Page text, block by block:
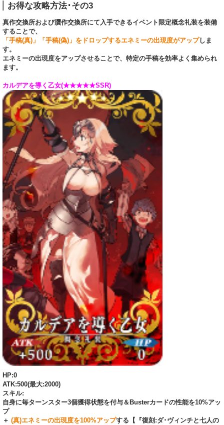
お得な攻略方法･その3
真作交換所および贋作交換所にて入手できるイベント限定概念礼装を装備
することで、
「手稿(真)」「手稿(偽)」をドロップするエネミーの出現度がアップしま
す。
エネミーの出現度をアップさせることで、特定の手稿を効率よく集められ
ます。
カルデアを導く乙女(★★★★★SSR)
HP:0
ATK:500(最大:2000)
スキル:
自身に毎ターンスター3個獲得状態を付与＆Busterカードの性能を10%アッ
プ
＋ (真)エネミーの出現度を100%アップする【『復刻:ダ･ヴィンチと七人の